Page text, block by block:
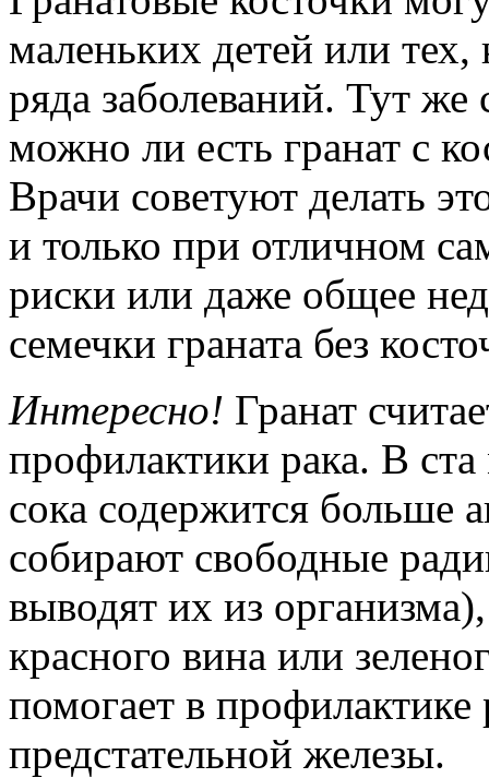
маленьких детей или тех,
ряда заболеваний. Тут
можно ли есть гранат с
Врачи советуют делать
и только при отличном
риски или даже общее
семечки граната без
Интересно! Гранат
профилактики рака. В
сока содержится больше
собирают свободные
выводят их из
красного вина или
помогает в
предстательной железы.